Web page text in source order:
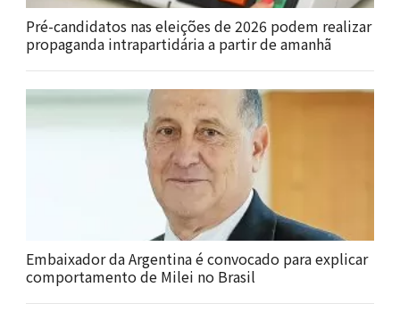
Pré-candidatos nas eleições de 2026 podem realizar
propaganda intrapartidária a partir de amanhã
Embaixador da Argentina é convocado para explicar
comportamento de Milei no Brasil